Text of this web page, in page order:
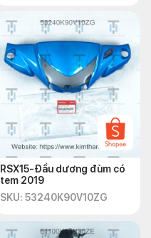
RSX15-Đầu dương đùm có
tem 2019
SKU: 53240K90V10ZG